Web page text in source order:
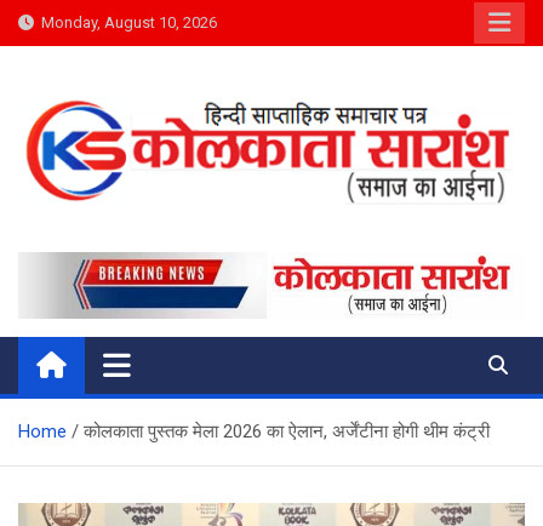
Skip
to
Monday, August 10, 2026
Kolkata Saransh News
समाज का आईना
Home कोलकाता पुस्तक मेला 2026 का ऐलान, अर्जेंटीना होगी थीम कंट्री